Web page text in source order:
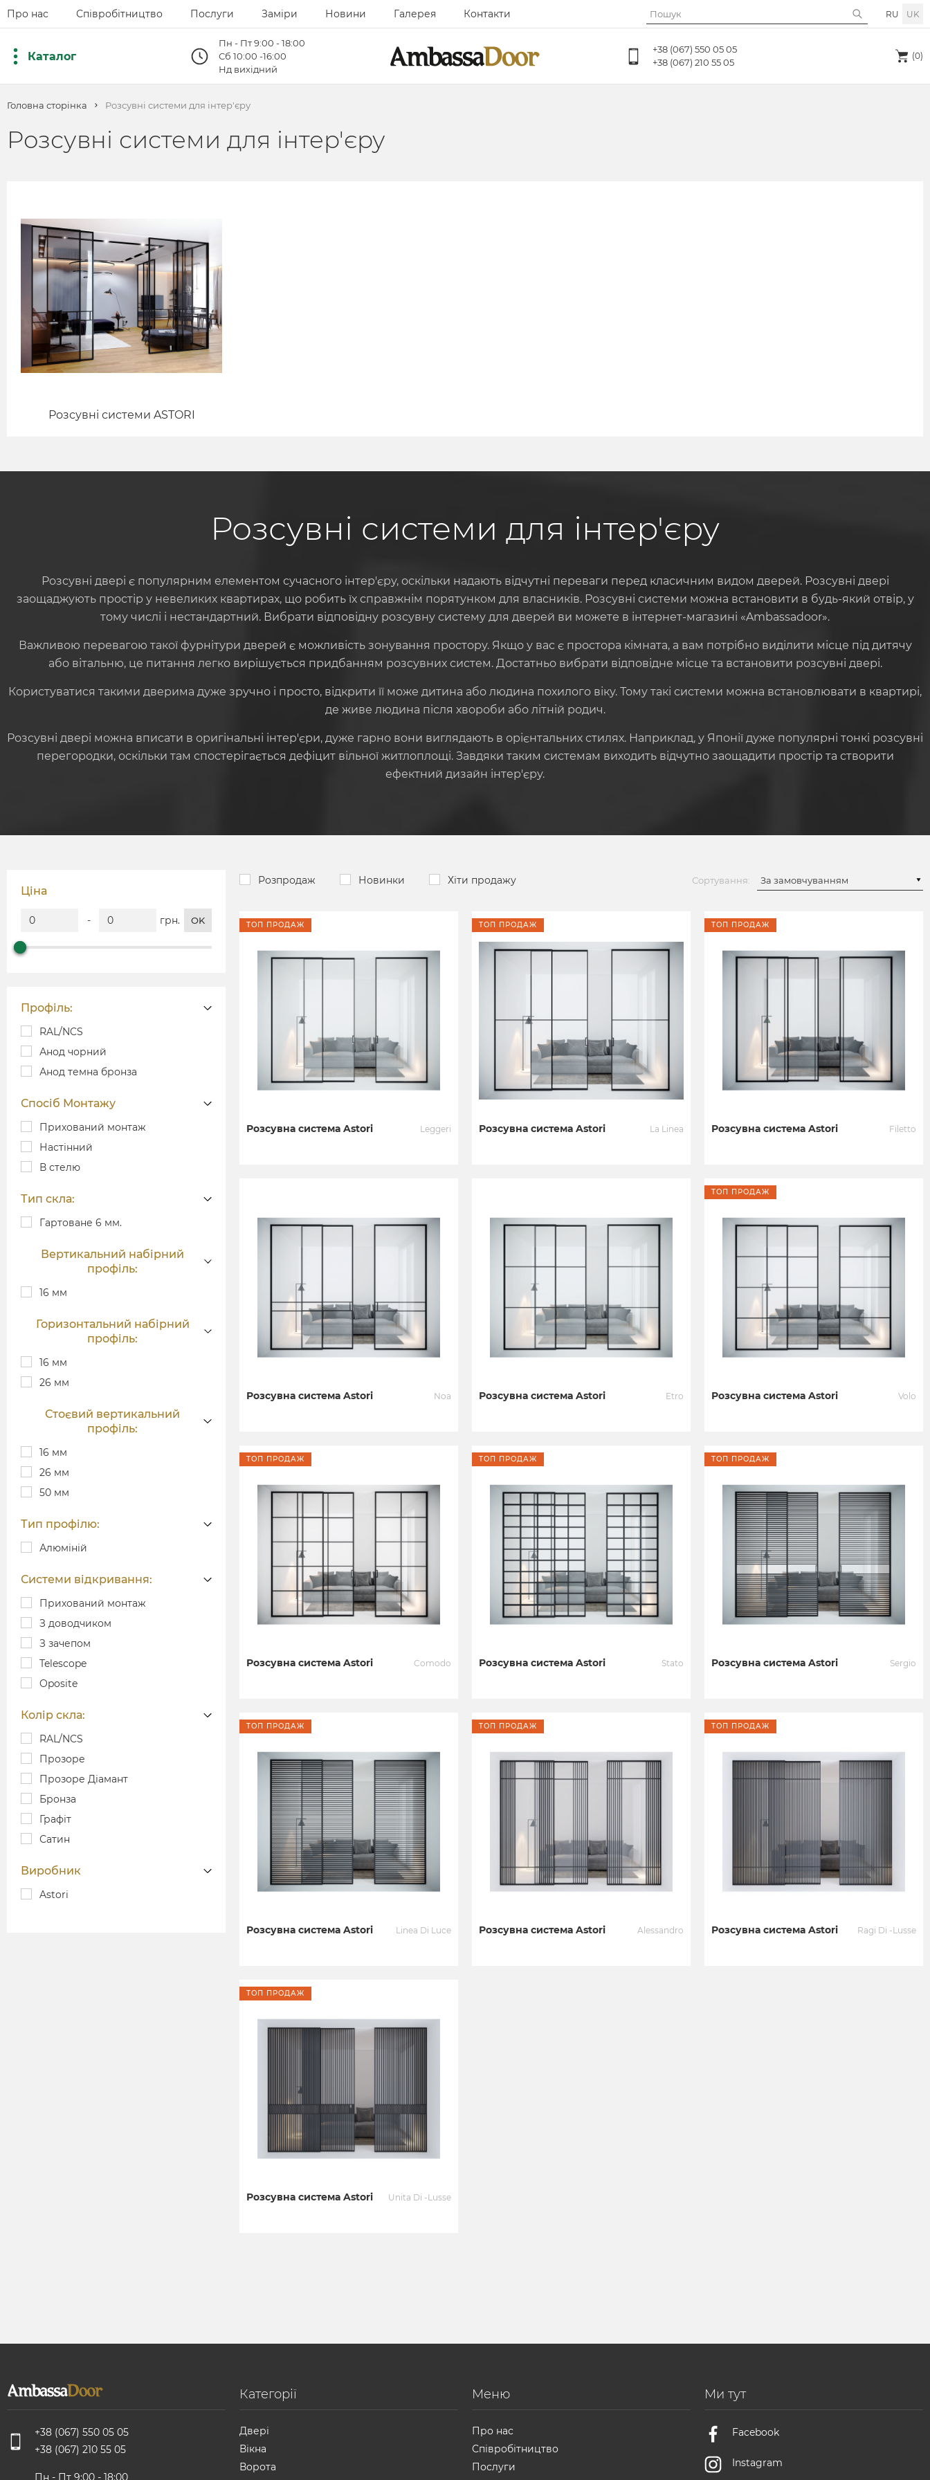
Про нас Співробітництво Послуги Заміри Новини Галерея Контакти RU UK
Каталог
Пн - Пт 9:00 - 18:00
Сб 10:00 -16:00
Нд вихідний
+38 (067) 550 05 05
+38 (067) 210 55 05
(0)
Головна сторінка Розсувні системи для інтер'єру
Розсувні системи для інтер'єру
Розсувні системи ASTORI
Розсувні системи для інтер'єру
Розсувні двері є популярним елементом сучасного інтер'єру, оскільки надають відчутні переваги перед класичним видом дверей. Розсувні двері
заощаджують простір у невеликих квартирах, що робить їх справжнім порятунком для власників. Розсувні системи можна встановити в будь-який отвір, у
тому числі і нестандартний. Вибрати відповідну розсувну систему для дверей ви можете в інтернет-магазині «Ambassadoor».
Важливою перевагою такої фурнітури дверей є можливість зонування простору. Якщо у вас є простора кімната, а вам потрібно виділити місце під дитячу
або вітальню, це питання легко вирішується придбанням розсувних систем. Достатньо вибрати відповідне місце та встановити розсувні двері.
Користуватися такими дверима дуже зручно і просто, відкрити її може дитина або людина похилого віку. Тому такі системи можна встановлювати в квартирі,
де живе людина після хвороби або літній родич.
Розсувні двері можна вписати в оригінальні інтер'єри, дуже гарно вони виглядають в орієнтальних стилях. Наприклад, у Японії дуже популярні тонкі розсувні
перегородки, оскільки там спостерігається дефіцит вільної житлоплощі. Завдяки таким системам виходить відчутно заощадити простір та створити
ефектний дизайн інтер'єру.
Ціна
- грн. OK
Профіль:
RAL/NCS
Анод чорний
Анод темна бронза
Спосіб Монтажу
Прихований монтаж
Настінний
В стелю
Тип скла:
Гартоване 6 мм.
Вертикальний набірний
профіль:
16 мм
Горизонтальний набірний
профіль:
16 мм
26 мм
Стоєвий вертикальний
профіль:
16 мм
26 мм
50 мм
Тип профілю:
Алюміній
Системи відкривання:
Прихований монтаж
З доводчиком
З зачепом
Telescope
Oposite
Колір скла:
RAL/NCS
Прозоре
Прозоре Діамант
Бронза
Графіт
Сатин
Виробник
Astori
Розпродаж Новинки Хіти продажу Сортування:
ТОП ПРОДАЖ
Розсувна система Astori Leggeri
ТОП ПРОДАЖ
Розсувна система Astori La Linea
ТОП ПРОДАЖ
Розсувна система Astori Filetto
Розсувна система Astori Noa Розсувна система Astori Etro
ТОП ПРОДАЖ
Розсувна система Astori Volo
ТОП ПРОДАЖ
Розсувна система Astori Comodo
ТОП ПРОДАЖ
Розсувна система Astori Stato
ТОП ПРОДАЖ
Розсувна система Astori Sergio
ТОП ПРОДАЖ
Розсувна система Astori Linea Di Luce
ТОП ПРОДАЖ
Розсувна система Astori Alessandro
ТОП ПРОДАЖ
Розсувна система Astori Ragi Di -Lusse
ТОП ПРОДАЖ
Розсувна система Astori Unita Di -Lusse
+38 (067) 550 05 05
+38 (067) 210 55 05
Пн - Пт 9:00 - 18:00
Категорії
Двері
Вікна
Ворота
Меню
Про нас
Співробітництво
Послуги
Ми тут
Facebook
Instagram